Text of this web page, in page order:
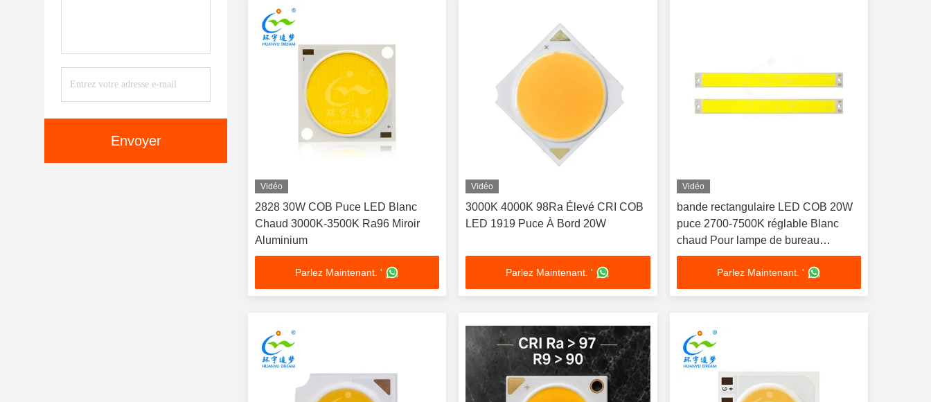
Envoyer
Vidéo
2828 30W COB Puce LED Blanc
Chaud 3000K-3500K Ra96 Miroir
Aluminium
Parlez Maintenant. '
Vidéo
3000K 4000K 98Ra Élevé CRI COB
LED 1919 Puce À Bord 20W
Parlez Maintenant. '
Vidéo
bande rectangulaire LED COB 20W
puce 2700-7500K réglable Blanc
chaud Pour lampe de bureau
Lumière de nuit Lampes à LED
Chambre à coucher Monté sur le mur
Capteur de mouvement Magnéte
Parlez Maintenant. '